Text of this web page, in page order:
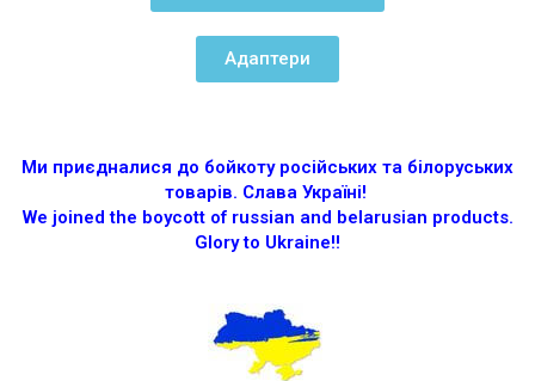
Адаптери
Ми приєдналися до бойкоту російських та білоруських
товарів. Слава Україні!
We joined the boycott of russian and belarusian products.
Glory to Ukraine!!